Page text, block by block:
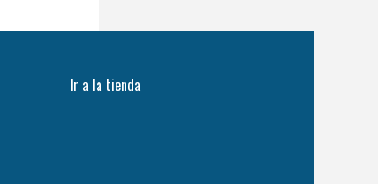
Ir a la tienda